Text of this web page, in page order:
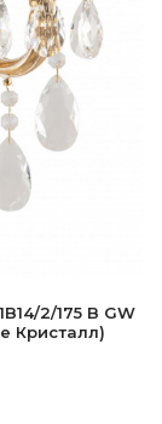
2/175 B GW
Кристалл)